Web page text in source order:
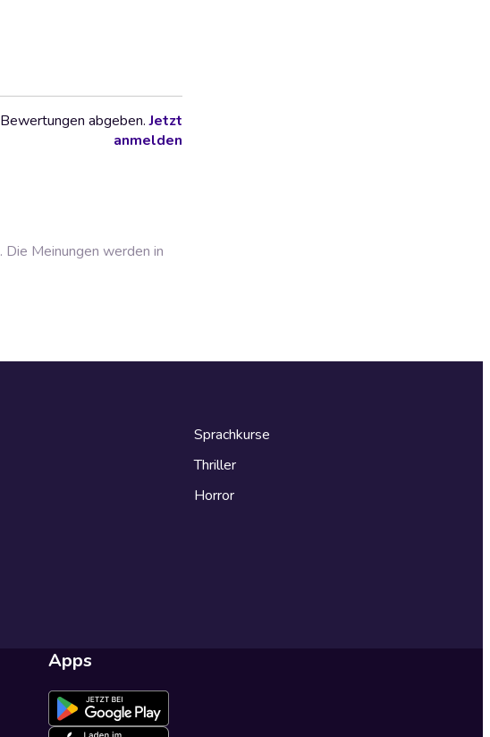
abgeben.Jetzt
anmelden
Meinungen werden in
Sprachkurse
Thriller
Horror
Apps